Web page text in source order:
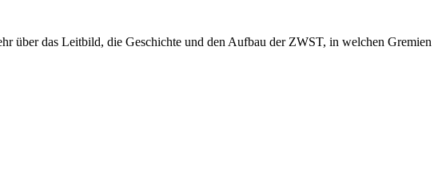
über das Leitbild, die Geschichte und den Aufbau der ZWST, in welchen Gremien